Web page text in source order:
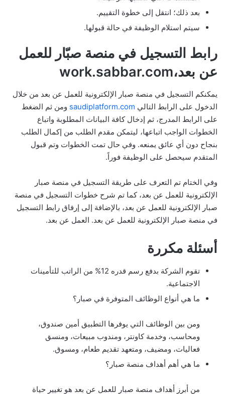
بعد ذلك؛ انتقل إلى خطوة التقييم.
سيتم استلام الوظيفة في حالة قبولها.
رابط التسجيل في منصة صبّار للعمل
عن بعد،work.sabbar.com
يمكنكم التسجيل في منصة صبار الإلكترونية للعمل عن بعد من خلال
الدخول على الرابط التالي saudiplatform.com ومن ثم الضغط
على الرابط المدرج، ثم إدخال كافة البيانات المطلوبة واتباع
الخطوات الواجب اتباعها، ليتمكن مقدم الطلب من إكمال الطلب
بنجاح دون أي عائق يمنعه. وفي حال تمت الخطوات وتم قبول
المتقدم سيحصل على الوظيفة فوراً.
وفي الختام تم التعرف على طريقة التسجيل في منصة صبار
الإلكترونية للعمل عن بعد، كما تم شرح خطوات التسجيل في منصة
صبار الإلكترونية للعمل عن بعد، بالإضافة إلى إرفاق رابط التسجيل
في منصة صبار الإلكترونية للعمل عن بعد. العمل عن بعد.
أسئلة مكررة
تقوم الشركة بدفع رسم قدره 12% من الراتب للتأمينات
الاجتماعية.
ما هي أنواع الوظائف المتوفرة في صبار؟
ومن بين الوظائف التي يوفرها التطبيق أمين صندوق،
ومحاسب، وخدمة كاونتر، ومندوب مبيعات، ومنسق
فعاليات، ومضيف، ومتعهد تقديم طعام، ومسوق.
ما هي أهم أهداف منصة صبار؟
من أبرز أهداف منصة صبار للعمل عن بعد هو تغيير حياة